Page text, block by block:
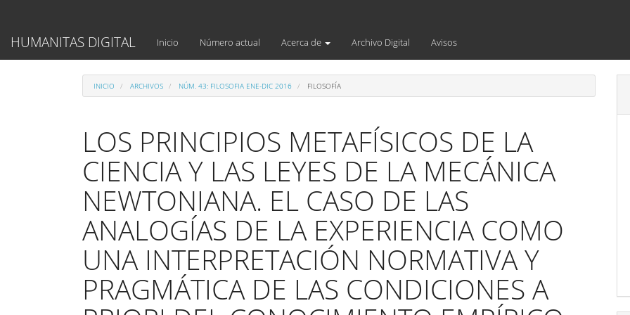
Contenido
principal
HUMANITAS DIGITAL Inicio Número actual Acerca de Archivo Digital Avisos
INICIO ARCHIVOS NÚM. 43: FILOSOFIA ENE-DIC 2016 FILOSOFÍA
LOS PRINCIPIOS METAFÍSICOS DE LA
CIENCIA Y LAS LEYES DE LA MECÁNICA
NEWTONIANA. EL CASO DE LAS
ANALOGÍAS DE LA EXPERIENCIA COMO
UNA INTERPRETACIÓN NORMATIVA Y
PRAGMÁTICA DE LAS CONDICIONES A